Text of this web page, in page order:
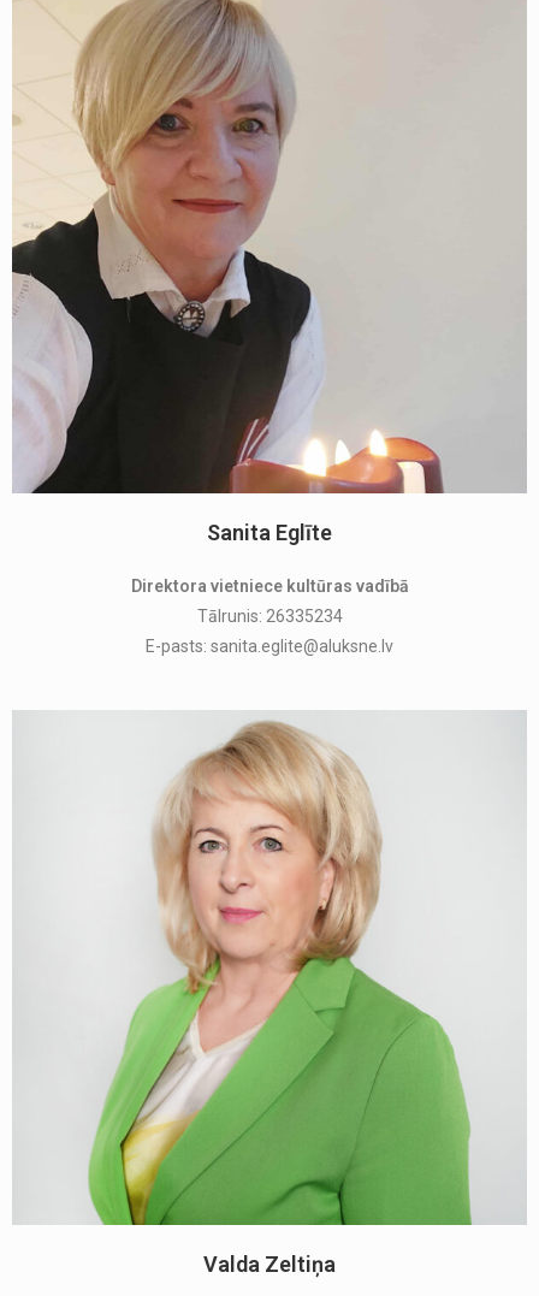
Sanita Eglīte
Direktora vietniece kultūras vadībā
Tālrunis: 26335234
E-pasts: sanita.eglite@aluksne.lv
Valda Zeltiņa